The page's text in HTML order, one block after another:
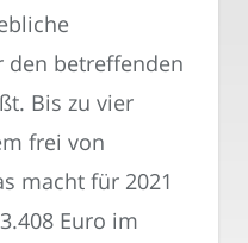
den betreffenden
Bis zu vier
frei von
macht für 2021
Euro im